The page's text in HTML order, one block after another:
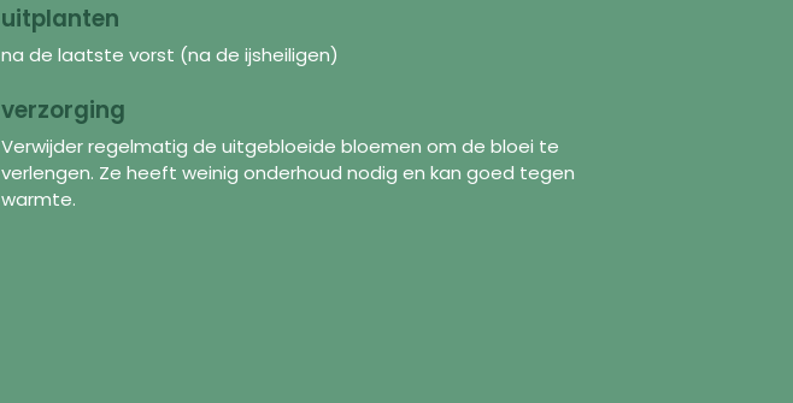
uitplanten
na de laatste vorst (na de ijsheiligen)
verzorging
Verwijder regelmatig de uitgebloeide bloemen om de bloei te
verlengen. Ze heeft weinig onderhoud nodig en kan goed tegen
warmte.